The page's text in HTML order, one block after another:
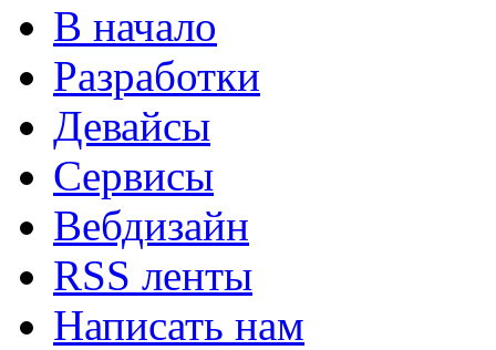
В начало
Разработки
Девайсы
Сервисы
Вебдизайн
RSS ленты
Написать нам